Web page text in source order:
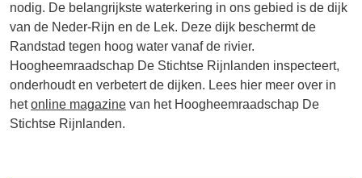
nodig. De belangrijkste waterkering in ons gebied is de dijk
van de Neder-Rijn en de Lek. Deze dijk beschermt de
Randstad tegen hoog water vanaf de rivier.
Hoogheemraadschap De Stichtse Rijnlanden inspecteert,
onderhoudt en verbetert de dijken. Lees hier meer over in
hetonline magazine van het Hoogheemraadschap De
Stichtse Rijnlanden.